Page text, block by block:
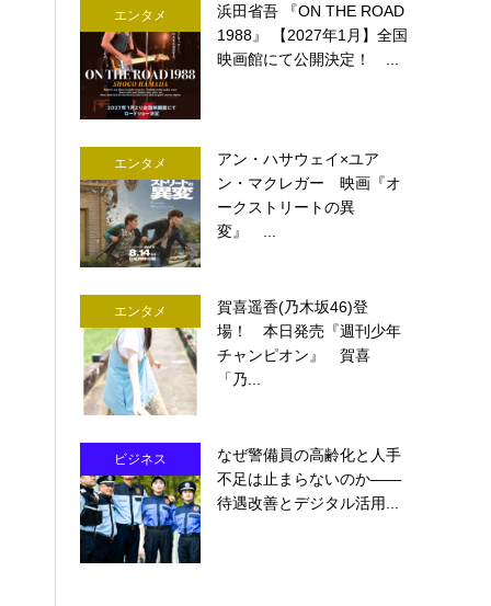
エンタメ
浜田省吾 『ON THE ROAD
1988』 【2027年1月】全国
映画館にて公開決定！ ...
エンタメ
アン・ハサウェイ×ユア
ン・マクレガー 映画『オ
ークストリートの異
変』 ...
エンタメ
賀喜遥香(乃木坂46)登
場！ 本日発売『週刊少年
チャンピオン』 賀喜
「乃...
ビジネス
なぜ警備員の高齢化と人手
不足は止まらないのか――
待遇改善とデジタル活用...